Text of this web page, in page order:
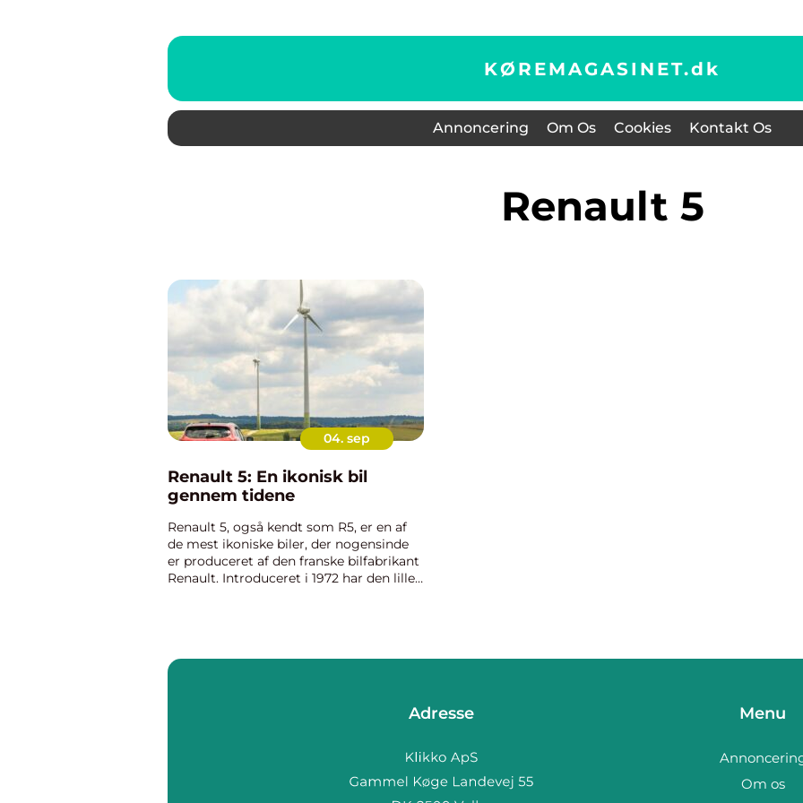
KØREMAGASINET.dk
Annoncering Om Os Cookies Kontakt Os
Renault 5
04. sep
Renault 5: En ikonisk bil
gennem tidene
Renault 5, også kendt som R5, er en af
de mest ikoniske biler, der nogensinde
er produceret af den franske bilfabrikant
Renault. Introduceret i 1972 har den lille
Adresse Menu
Om os